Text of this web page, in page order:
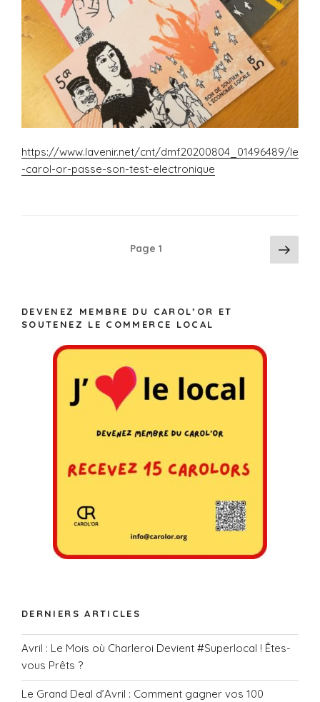
https://www.lavenir.net/cnt/dmf20200804_01496489/le
-carol-or-passe-son-test-electronique
Page 1
Page
DEVENEZ MEMBRE DU CAROL’OR ET
SOUTENEZ LE COMMERCE LOCAL
DERNIERS ARTICLES
Avril : Le Mois où Charleroi Devient #Superlocal ! Êtes-
vous Prêts ?
Le Grand Deal d’Avril : Comment gagner vos 100